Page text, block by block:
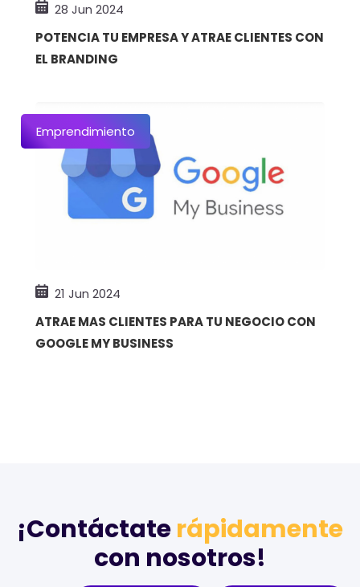
28 Jun 2024
POTENCIA TU EMPRESA Y ATRAE CLIENTES CON
EL BRANDING
Emprendimiento
21 Jun 2024
ATRAE MAS CLIENTES PARA TU NEGOCIO CON
GOOGLE MY BUSINESS
¡Contáctaterápidamente
con nosotros!